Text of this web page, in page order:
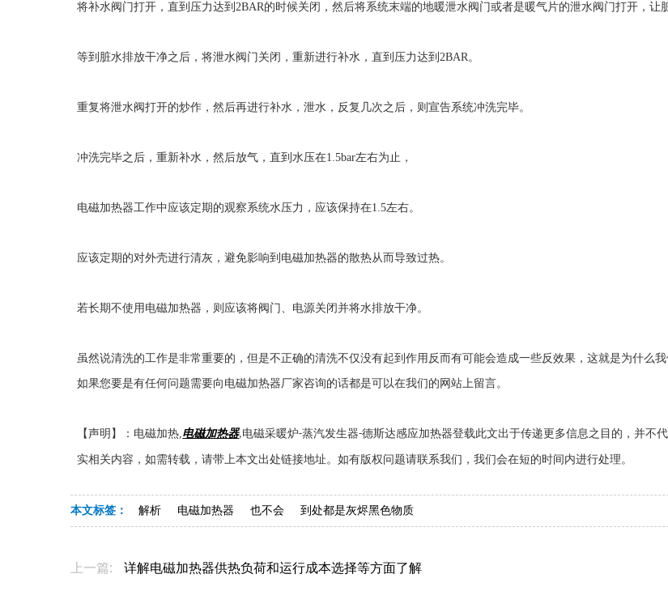
将补水阀门打开，直到压力达到2BAR的时候关闭，然后将系统末端的地暖泄水阀门或者是暖气片的泄水阀门打开，让
等到脏水排放干净之后，将泄水阀门关闭，重新进行补水，直到压力达到2BAR。
重复将泄水阀打开的炒作，然后再进行补水，泄水，反复几次之后，则宣告系统冲洗完毕。
冲洗完毕之后，重新补水，然后放气，直到水压在1.5bar左右为止，
电磁加热器工作中应该定期的观察系统水压力，应该保持在1.5左右。
应该定期的对外壳进行清灰，避免影响到电磁加热器的散热从而导致过热。
若长期不使用电磁加热器，则应该将阀门、电源关闭并将水排放干净。
虽然说清洗的工作是非常重要的，但是不正确的清洗不仅没有起到作用反而有可能会造成一些反效果，这就是为什么
如果您要是有任何问题需要向电磁加热器厂家咨询的话都是可以在我们的网站上留言。
【声明】：电磁加热,电磁加热器,电磁采暖炉-蒸汽发生器-德斯达感应加热器登载此文出于传递更多信息之目的，并不
实相关内容，如需转载，请带上本文出处链接地址。如有版权问题请联系我们，我们会在短的时间内进行处理。
本文标签： 解析 电磁加热器 也不会 到处都是灰烬黑色物质
上一篇: 详解电磁加热器供热负荷和运行成本选择等方面了解